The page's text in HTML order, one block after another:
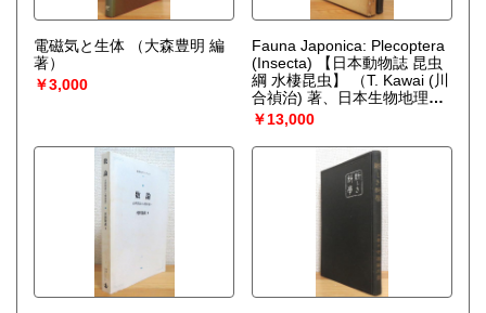
電磁気と生体
（大森豊明 編
著）
￥3,000
Fauna Japonica: Plecoptera
(Insecta) 【日本動物誌 昆虫
綱 水棲昆虫】
（T. Kawai (川
合禎治) 著、日本生物地理学
会 監修）
￥13,000